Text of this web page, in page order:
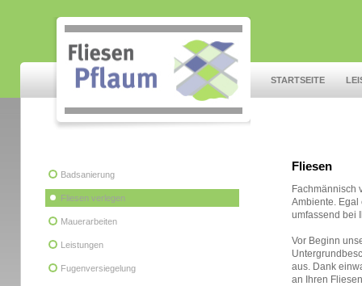
STARTSEITE
Badsanierung
Fliesen verlegen
Mauerarbeiten
Leistungen
Fugenversiegelung
Fliesen
Fachmännisch
Ambiente. Egal
umfassend bei
Vor Beginn
aus. Dank
an Ihren